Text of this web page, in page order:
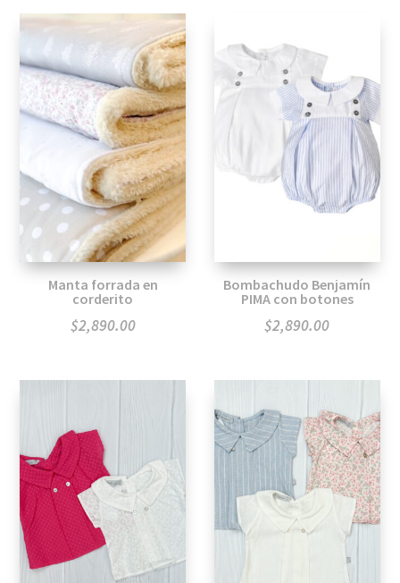
Manta forrada en
corderito
$2,890.00
Bombachudo Benjamín
PIMA con botones
$2,890.00